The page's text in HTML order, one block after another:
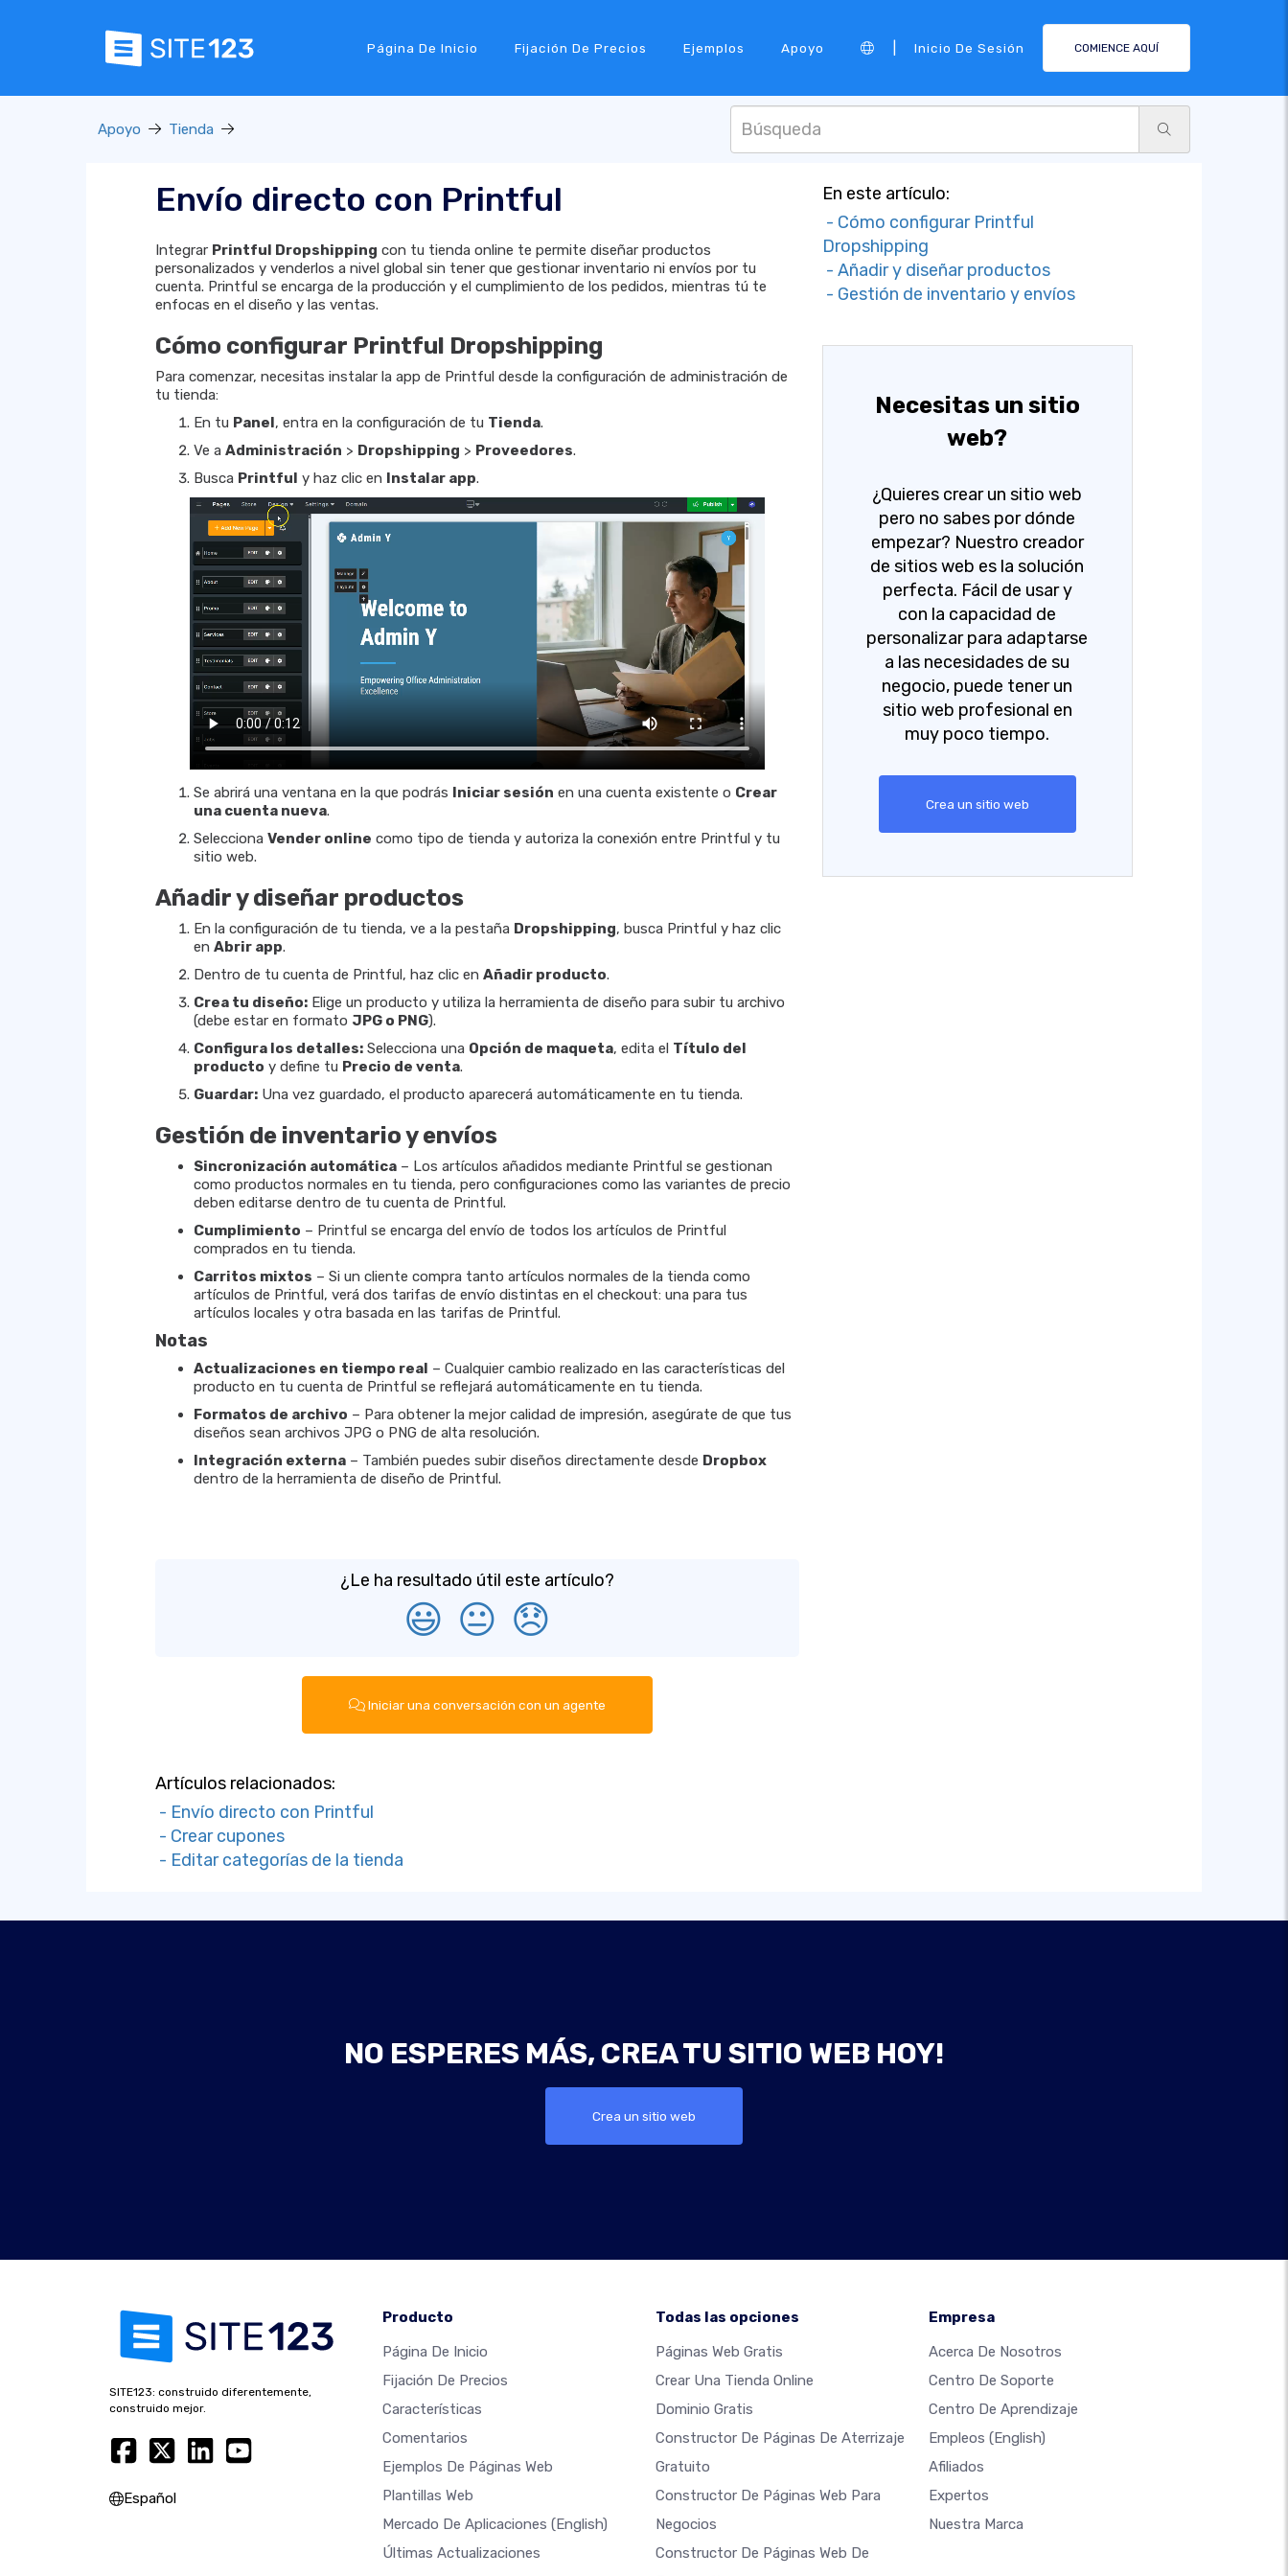
Página De Inicio Fijación De Precios Ejemplos Apoyo Inicio De Sesión COMIENCE AQUÍ
Apoyo Tienda
Envío directo con Printful
Integrar Printful Dropshipping con tu tienda online te permite diseñar productos
personalizados y venderlos a nivel global sin tener que gestionar inventario ni envíos por tu
cuenta. Printful se encarga de la producción y el cumplimiento de los pedidos, mientras tú te
enfocas en el diseño y las ventas.
Cómo configurar Printful Dropshipping
Para comenzar, necesitas instalar la app de Printful desde la configuración de administración de
tu tienda:
En tu Panel, entra en la configuración de tu Tienda.
Ve a Administración > Dropshipping > Proveedores.
Busca Printful y haz clic en Instalar app.
Se abrirá una ventana en la que podrás Iniciar sesión en una cuenta existente o Crear
una cuenta nueva.
Selecciona Vender online como tipo de tienda y autoriza la conexión entre Printful y tu
sitio web.
Añadir y diseñar productos
En la configuración de tu tienda, ve a la pestaña Dropshipping, busca Printful y haz clic
en Abrir app.
Dentro de tu cuenta de Printful, haz clic en Añadir producto.
Crea tu diseño: Elige un producto y utiliza la herramienta de diseño para subir tu archivo
(debe estar en formato JPG o PNG).
Configura los detalles: Selecciona una Opción de maqueta, edita el Título del
producto y define tu Precio de venta.
Guardar: Una vez guardado, el producto aparecerá automáticamente en tu tienda.
Gestión de inventario y envíos
Sincronización automática – Los artículos añadidos mediante Printful se gestionan
como productos normales en tu tienda, pero configuraciones como las variantes de precio
deben editarse dentro de tu cuenta de Printful.
Cumplimiento – Printful se encarga del envío de todos los artículos de Printful
comprados en tu tienda.
Carritos mixtos – Si un cliente compra tanto artículos normales de la tienda como
artículos de Printful, verá dos tarifas de envío distintas en el checkout: una para tus
artículos locales y otra basada en las tarifas de Printful.
Notas
Actualizaciones en tiempo real – Cualquier cambio realizado en las características del
producto en tu cuenta de Printful se reflejará automáticamente en tu tienda.
Formatos de archivo – Para obtener la mejor calidad de impresión, asegúrate de que tus
diseños sean archivos JPG o PNG de alta resolución.
Integración externa – También puedes subir diseños directamente desde Dropbox
dentro de la herramienta de diseño de Printful.
¿Le ha resultado útil este artículo?
😃 😐 😞
Iniciar una conversación con un agente
Artículos relacionados:
- Envío directo con Printful
- Crear cupones
- Editar categorías de la tienda
En este artículo:
- Cómo configurar Printful
Dropshipping
- Añadir y diseñar productos
- Gestión de inventario y envíos
Necesitas un sitio
web?
¿Quieres crear un sitio web
pero no sabes por dónde
empezar? Nuestro creador
de sitios web es la solución
perfecta. Fácil de usar y
con la capacidad de
personalizar para adaptarse
a las necesidades de su
negocio, puede tener un
sitio web profesional en
muy poco tiempo.
Crea un sitio web
NO ESPERES MÁS, CREA TU SITIO WEB HOY!
Crea un sitio web
SITE123: construido diferentemente,
construido mejor.
Español
Producto
Página De Inicio
Fijación De Precios
Características
Comentarios
Ejemplos De Páginas Web
Plantillas Web
Mercado De Aplicaciones (English)
Últimas Actualizaciones
Todas las opciones
Páginas Web Gratis
Crear Una Tienda Online
Dominio Gratis
Constructor De Páginas De Aterrizaje
Gratuito
Constructor De Páginas Web Para
Negocios
Constructor De Páginas Web De
Empresa
Acerca De Nosotros
Centro De Soporte
Centro De Aprendizaje
Empleos (English)
Afiliados
Expertos
Nuestra Marca